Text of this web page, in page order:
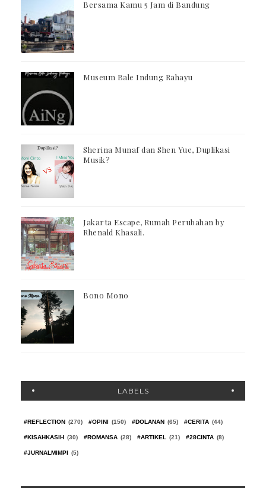
Bersama Kamu 5 Jam di Bandung
Museum Bale Indung Rahayu
Sherina Munaf dan Shen Yue, Duplikasi
Musik?
Jakarta Escape, Rumah Perubahan by
Rhenald Khasali.
Bono Mono
LABELS
#REFLECTION (270) #OPINI (150) #DOLANAN (65) #CERITA (44)
#KISAHKASIH (30) #ROMANSA (28) #ARTIKEL (21) #28CINTA (8)
#JURNALMIMPI (5)